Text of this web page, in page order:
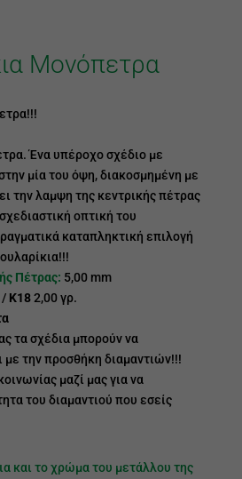
Μονόπετρα
Ένα υπέροχο σχέδιο με
μία του όψη, διακοσμημένη με
την λαμψη της κεντρικής πέτρας
οπτική του
καταπληκτική επιλογή
Πέτρας: 5,00 mm
/ Κ182,00 γρ.
τα σχέδια μπορούν να
με την προσθήκη διαμαντιών!!!
μαζί μας για να
του διαμαντιού που εσείς
και το χρώμα του μετάλλου της